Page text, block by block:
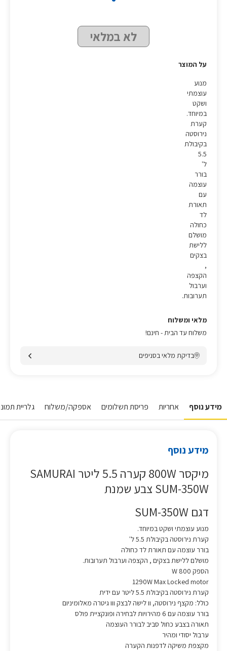
לא במלאי
על המוצר
מנוע
עוצמתי
ושקט
במיוחד.
קערת
נירוסטה
בקיבולת
5.5
ל'
בורר
עוצמה
עם
תאורת
לד
כחולה
מושלם
ללישת
בצקים
הקצפה
וערבול
תערובות.
מלאי ומשלוח
משלוח עד הבית - חינם!
בדיקת מלאי בסניפים
מידע נוסף אחריות פריסת תשלומים אספקה/משלוח גלריית
מידע נוסף
מיקסר 800W קערה 5.5 ליטר SAMURAI
SUM-350W צבע שמנת
דגם SUM-350W
מנוע עוצמתי ושקט במיוחד.
קערת נירוסטה בקיבולת 5.5 ל'
בורר עוצמה עם תאורת לד כחולה
מושלם ללישת בצקים , הקצפה וערבול תערובות.
הספק W 800
1290W Max Locked motor
קערת נירוסטה בקיבולת 5.5 ליטר עם ידית
כולל: מקצף נירוסטה, וו לישה לבצק ווו גיטרה מאלומיניום
בורר עוצמה עם 6 מהירויות לבחירה ופונקציית פולס
תאורה בצבע כחול סביב לבורר העוצמה
ערבול יסודי ומהיר
מקצפת משיקה לדפנות הקערה